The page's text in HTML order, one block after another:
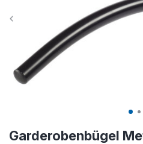
Garderobenbügel